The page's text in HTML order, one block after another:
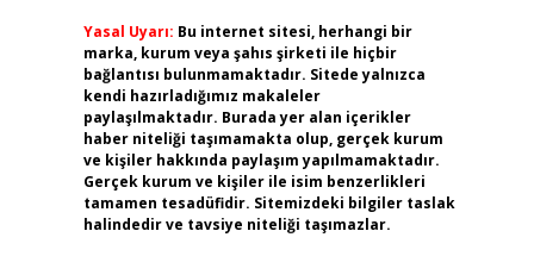
Yasal Uyarı: Bu internet sitesi, herhangi bir
marka, kurum veya şahıs şirketi ile hiçbir
bağlantısı bulunmamaktadır. Sitede yalnızca
kendi hazırladığımız makaleler
paylaşılmaktadır. Burada yer alan içerikler
haber niteliği taşımamakta olup, gerçek kurum
ve kişiler hakkında paylaşım yapılmamaktadır.
Gerçek kurum ve kişiler ile isim benzerlikleri
tamamen tesadüfidir. Sitemizdeki bilgiler taslak
halindedir ve tavsiye niteliği taşımazlar.